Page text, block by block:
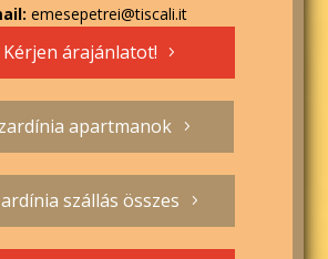
emesepetrei@tiscali.it
Kérjen árajánlatot!
apartmanok
szállás összes